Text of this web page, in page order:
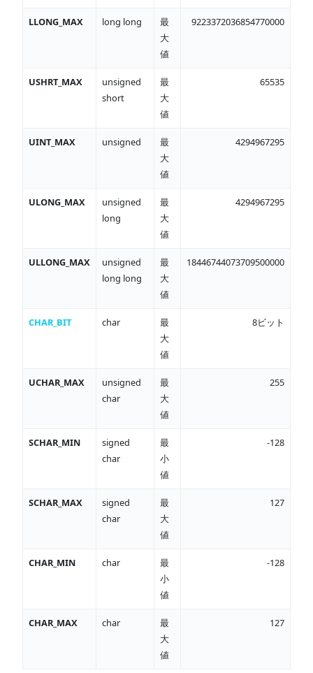
LLONG_MAX long long
最
大
値
9223372036854770000
USHRT_MAX
unsigned
short
最
大
値
65535
UINT_MAX unsigned
最
大
値
4294967295
ULONG_MAX
unsigned
long
最
大
値
4294967295
ULLONG_MAX
unsigned
long long
最
大
値
18446744073709500000
CHAR_BIT char
最
大
値
8ビット
UCHAR_MAX
unsigned
char
最
大
値
255
SCHAR_MIN
signed
char
最
小
値
-128
SCHAR_MAX
signed
char
最
大
値
127
CHAR_MIN char
最
小
値
-128
CHAR_MAX char
最
大
値
127